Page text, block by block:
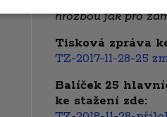
hrozbou jak pro
Tisková zpráva
TZ-2017-11-28-25
Balíček 25
ke stažení zde: